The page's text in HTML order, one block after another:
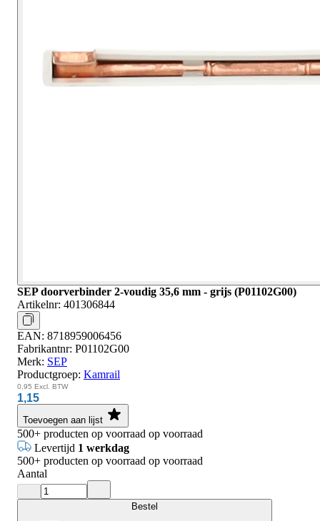
SEP doorverbinder 2-voudig 35,6 mm - grijs (P01102G00)
Artikelnr: 401306844
EAN: 8718959006456
Fabrikantnr: P01102G00
Merk: SEP
Productgroep: Kamrail
0,95 Excl. BTW
1,15
Toevoegen aan lijst
500+ producten op voorraad op voorraad
Levertijd 1 werkdag
500+ producten op voorraad op voorraad
Aantal
Bestel